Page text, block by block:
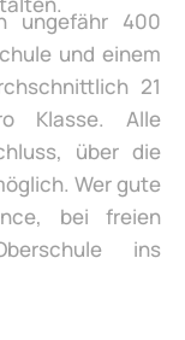
ungefähr 400
und einem
21
Klasse. Alle
über die
Wer gute
bei freien
ins